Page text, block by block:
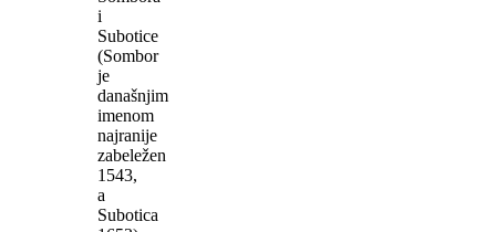
i
Subotice
(Sombor
je
današnjim
imenom
najranije
zabeležen
1543,
a
Subotica